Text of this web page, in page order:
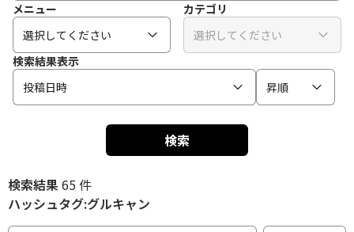
メニュー
カテゴリ
選択してください
選択してください
検索結果表示
投稿日時
昇順
検索
検索結果65 件
ハッシュタグ:グルキャン